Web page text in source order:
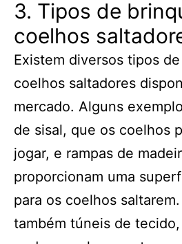
3. Tipos de
coelhos
Existem diversos tipos
coelhos saltadores
mercado. Alguns
de sisal, que os coelhos
jogar, e rampas de
proporcionam uma
para os coelhos
também túneis de